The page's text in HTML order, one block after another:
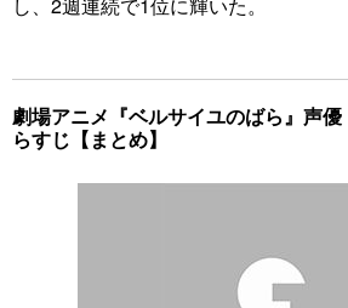
劇場アニメ『ベルサイユのばら』声
らすじ【まとめ】